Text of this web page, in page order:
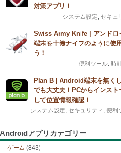
対策アプリ！
システム設定, セキュ
Swiss Army Knife | アンドロ
端末を十徳ナイフのように使
う！
便利ツール, 時
Plan B | Android端末を無く
でも大丈夫！PCからインスト
して位置情報確認！
システム設定, セキュリティ , 便利
Androidアプリカテゴリー
ゲーム (843)